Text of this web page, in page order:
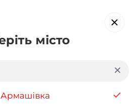
місто
Армашівкаміському